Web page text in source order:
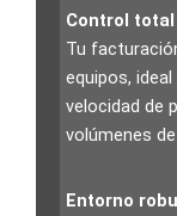
Control total
Tu
equipos,
velocidad de
volúmenes
Entorno